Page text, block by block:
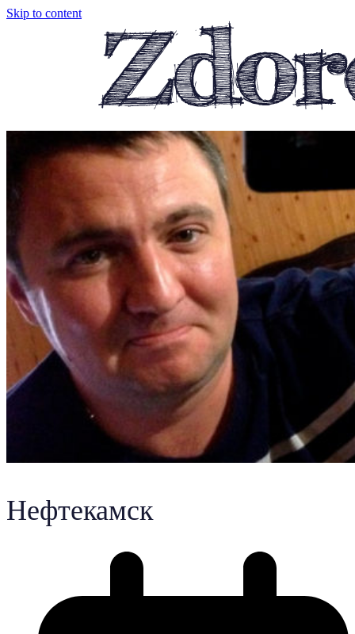
Skip to content
Нефтекамск